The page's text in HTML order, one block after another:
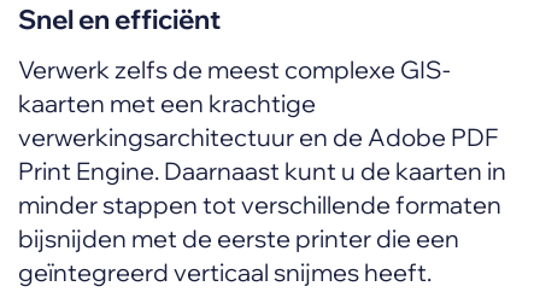
Snel en efficiënt
Verwerk zelfs de meest complexe GIS-
kaarten met een krachtige
verwerkingsarchitectuur en de Adobe PDF
Print Engine. Daarnaast kunt u de kaarten in
minder stappen tot verschillende formaten
bijsnijden met de eerste printer die een
geïntegreerd verticaal snijmes heeft.